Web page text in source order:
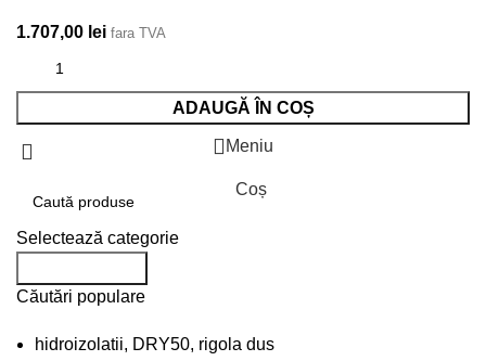
1.707,00 lei fara TVA
ADAUGĂ ÎN COȘ
Selectează categorie
Căutări populare
hidroizolatii, DRY50, rigola dus
Meniu
Coș